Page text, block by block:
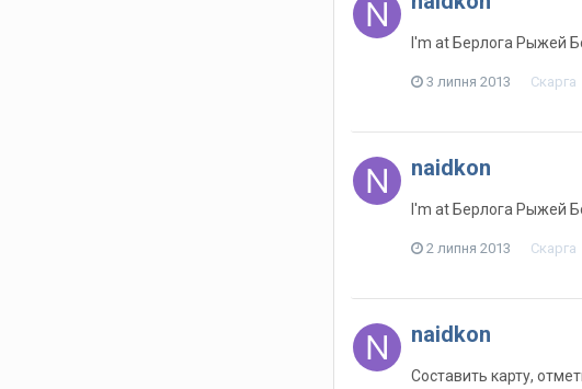
I'm at Берлога Рыжей
3 липня 2013 Скарга
naidkon
I'm at Берлога Рыжей
2 липня 2013 Скарга
naidkon
Составить карту,